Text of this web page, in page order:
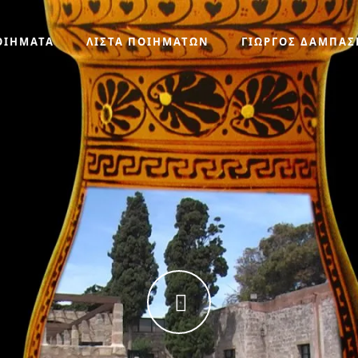
ΛΙΣΤΑ ΠΟΙΗΜΑΤΩΝ ΓΙΩΡΓΟΣ